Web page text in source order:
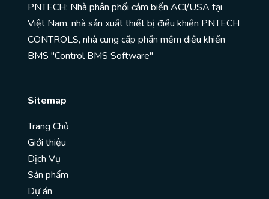
PNTECH: Nhà phân phối cảm biến ACI/USA tại
Việt Nam, nhà sản xuất thiết bị điều khiển PNTECH
CONTROLS, nhà cung cấp phần mềm điều khiển
BMS "Control BMS Software"
Sitemap
Trang Chủ
Giới thiệu
Dịch Vụ
Sản phẩm
Dự án